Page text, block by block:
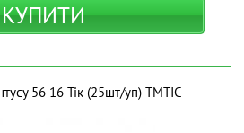
КУПИТИ
56 16 Тік (25шт/уп) ТМТІС